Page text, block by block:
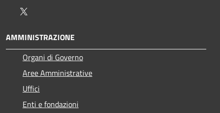
AMMINISTRAZIONE
Organi di Governo
Aree Amministrative
Uffici
Enti e fondazioni